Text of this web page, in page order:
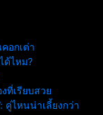
อกเต่า
ด้ไหม?
ที่เรียบสวย
คู่ไหนน่าเลี้ยงกว่า